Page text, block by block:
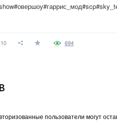
694
пользователи могут